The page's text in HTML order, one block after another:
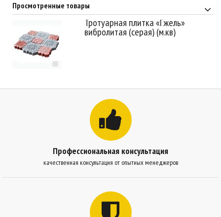
Просмотренные товары
Тротуарная плитка «Гжель»
вибролитая (серая) (м.кв)
Профессиональная консультация
качественная консультация от опытных менеджеров